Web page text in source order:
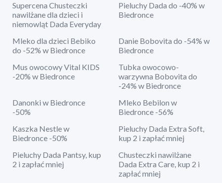
Supercena Chusteczki
nawilżane dla dzieci i
niemowląt Dada Everyday
Pieluchy Dada do -40% w
Biedronce
Mleko dla dzieci Bebiko
do -52% w Biedronce
Danie Bobovita do -54% w
Biedronce
Mus owocowy Vital KIDS
-20% w Biedronce
Tubka owocowo-
warzywna Bobovita do
-24% w Biedronce
Danonki w Biedronce
-50%
Mleko Bebilon w
Biedronce -56%
Kaszka Nestle w
Biedronce -50%
Pieluchy Dada Extra Soft,
kup 2 i zapłać mniej
Pieluchy Dada Pantsy, kup
2 i zapłać mniej
Chusteczki nawilżane
Dada Extra Care, kup 2 i
zapłać mniej